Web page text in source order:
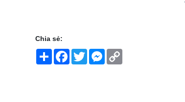
Chia sẻ:
Share Facebook
TwitterMessenger